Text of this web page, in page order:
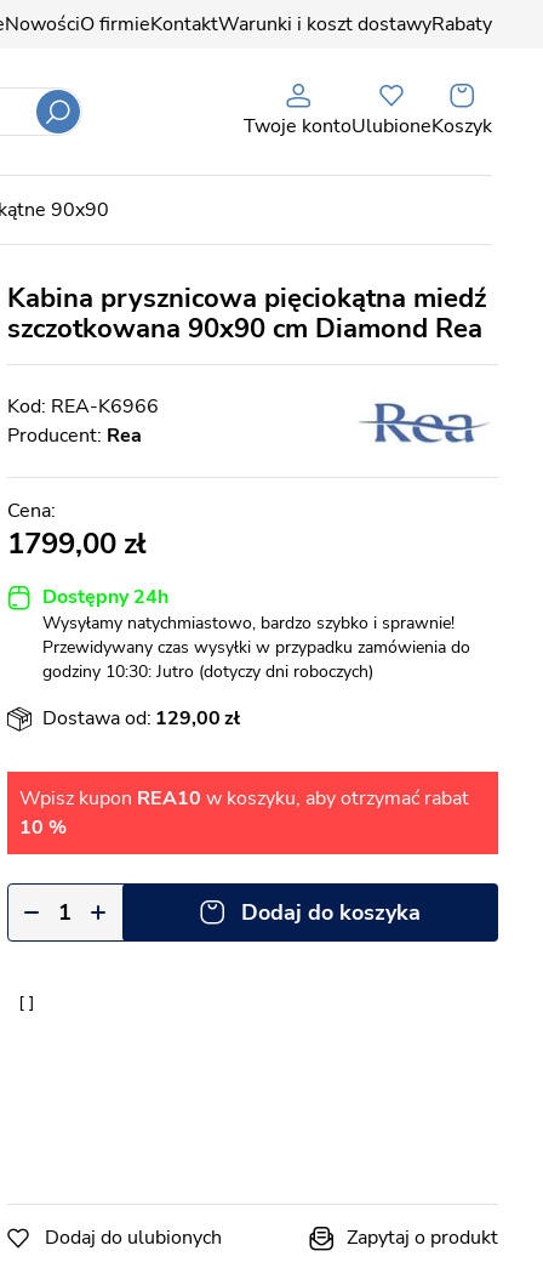
NowościO firmieKontaktWarunki i koszt dostawyRabaty
Twoje kontoUlubioneKoszyk
90x90
Kabina prysznicowa pięciokątna miedź
szczotkowana 90x90 cm Diamond Rea
REA-K6966
Producent: Rea
1799,00
Dostępny 24h
Wysyłamy natychmiastowo, bardzo szybko i sprawnie!
Przewidywany czas wysyłki w przypadku zamówienia do
godziny 10:30: Jutro (dotyczy dni roboczych)
Dostawa od: 129,00
Wpisz kupon REA10 w koszyku, aby otrzymać rabat
10 %
Dodaj do koszyka
Dodaj do ulubionych Zapytaj o produkt